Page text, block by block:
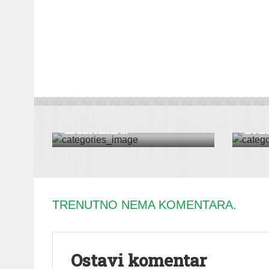
DRUŠTVO|KULTURA|PROJEKTI|RUMA
muzičkih ...
TRENUTNO NEMA KOMENTARA.
Ostavi komentar